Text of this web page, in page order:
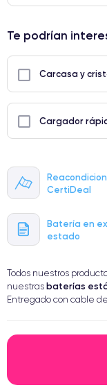
CertiDeal
Batería en
estado
Te podrían
Carcasa y
Cargador
Todos nuestros
nuestras baterías
Entregado con cable